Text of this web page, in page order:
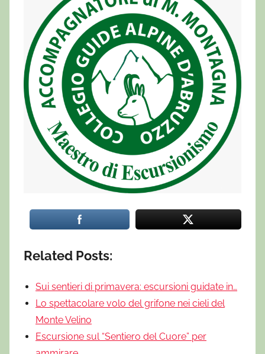
Related Posts:
Sui sentieri di primavera: escursioni guidate in…
Lo spettacolare volo del grifone nei cieli del
Monte Velino
Escursione sul “Sentiero del Cuore” per